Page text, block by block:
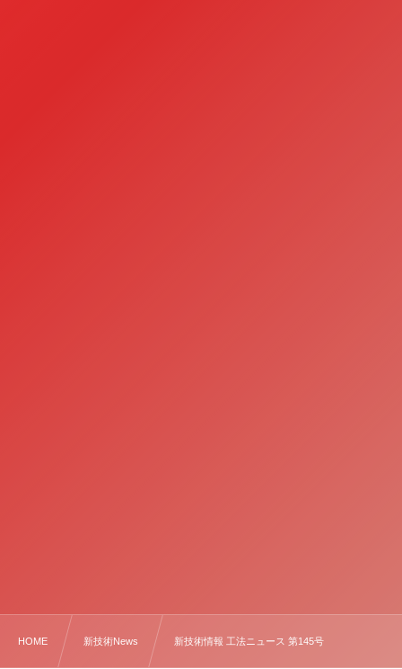
HOME 新技術News 新技術情報 工法ニュース 第145号